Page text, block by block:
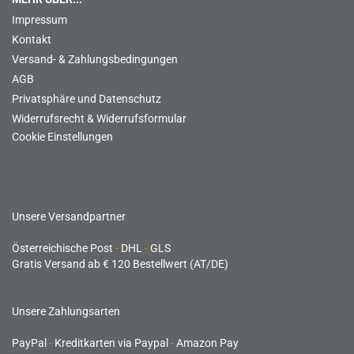
Impressum
Kontakt
Versand- & Zahlungsbedingungen
AGB
Privatsphäre und Datenschutz
Widerrufsrecht & Widerrufsformular
Cookie Einstellungen
Unsere Versandpartner
Österreichische Post - DHL -GLS
Gratis Versand ab € 120 Bestellwert (AT/DE)
Unsere Zahlungsarten
PayPal - Kreditkarten via Paypal -Amazon Pay